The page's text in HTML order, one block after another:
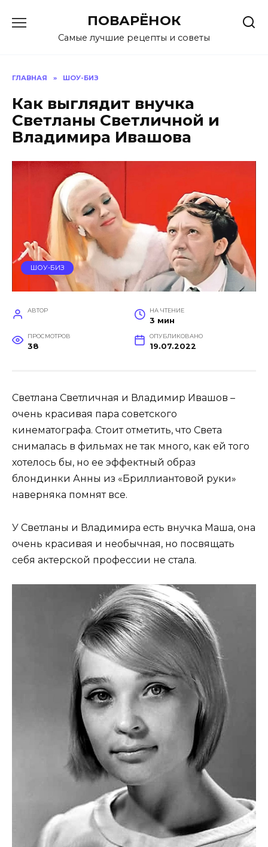
содержанию
ПОВАРЁНОК
Самые лучшие рецепты и советы
ГЛАВНАЯ » ШОУ-БИЗ
Как выглядит внучка
Светланы Светличной и
Владимира Ивашова
ШОУ-БИЗ
АВТОР НА ЧТЕНИЕ
3 мин
ПРОСМОТРОВ
38
ОПУБЛИКОВАНО
19.07.2022
Светлана Светличная и Владимир Ивашов –
очень красивая пара советского
кинематографа. Стоит отметить, что Света
снималась в фильмах не так много, как ей того
хотелось бы, но ее эффектный образ
блондинки Анны из «Бриллиантовой руки»
наверняка помнят все.
У Светланы и Владимира есть внучка Маша, она
очень красивая и необычная, но посвящать
себя актерской профессии не стала.